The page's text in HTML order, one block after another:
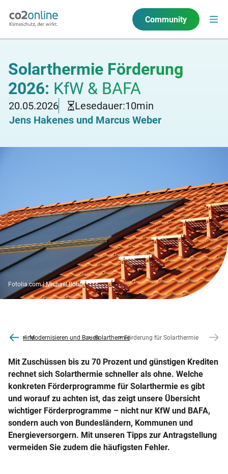
Community
Solarthermie Förderung
2026: KfW & BAFA
20.05.2026 Lesedauer:10min
Jens Hakenes und Marcus Weber
Fotolia.com | Michael Böhm
co2onlineModernisieren und BauenSolarthermieFörderung für Solarthermie
Mit Zuschüssen bis zu 70 Prozent und günstigen Krediten
rechnet sich Solarthermie schneller als ohne. Welche
konkreten Förderprogramme für Solarthermie es gibt
und worauf zu achten ist, das zeigt unsere Übersicht
wichtiger Förderprogramme – nicht nur KfW und BAFA,
sondern auch von Bundesländern, Kommunen und
Energieversorgern. Mit unseren Tipps zur Antragstellung
vermeiden Sie zudem die häufigsten Fehler.